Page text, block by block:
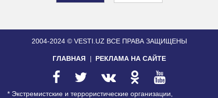
2004-2024 © VESTI.UZ ВСЕ ПРАВА ЗАЩИЩЕНЫ
ГЛАВНАЯ РЕКЛАМА НА САЙТЕ
* Экстремистские и террористические организации,